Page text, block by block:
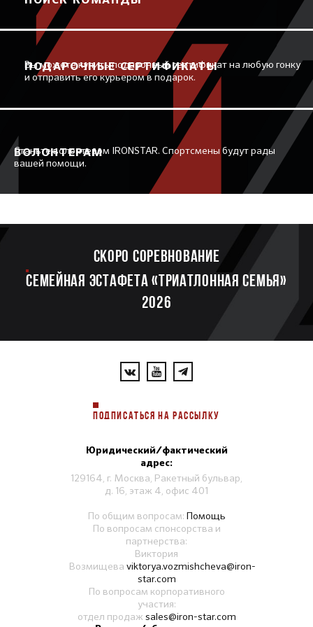
ПОДАРОЧНЫЕ СЕРТИФИКАТЫ
Вы можете купить подарочный сертификат на любую гонку
и отправить его курьером в подарок.
ВОЛОНТЕРАМ
Станьте волонтером IRONSTAR. Спортсмены будут рады
вашей помощи.
Скоро соревнование
Семейная эстафета «Триатлонная семья»
2026
ПОДПИСАТЬСЯ НА РАССЫЛКУ
Юридический/фактический
адрес:
129164, г. Москва, Ракетный бульвар,
д. 16, этаж 4, офис 401
По общим вопросам: Помощь
По вопросам спонсорства и
партнерства:
Виктория
Возмищева viktorya.vozmishcheva@iron-
star.com
По вопросам корпоративного
участия:
отдел продаж sales@iron-star.com